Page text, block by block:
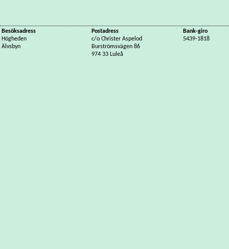
Besöksadress
Högheden
Älvsbyn
Postadress
c/o Christer Aspelod
Burströmsvägen 86
974 33 Luleå
Bank-giro
5439-1818